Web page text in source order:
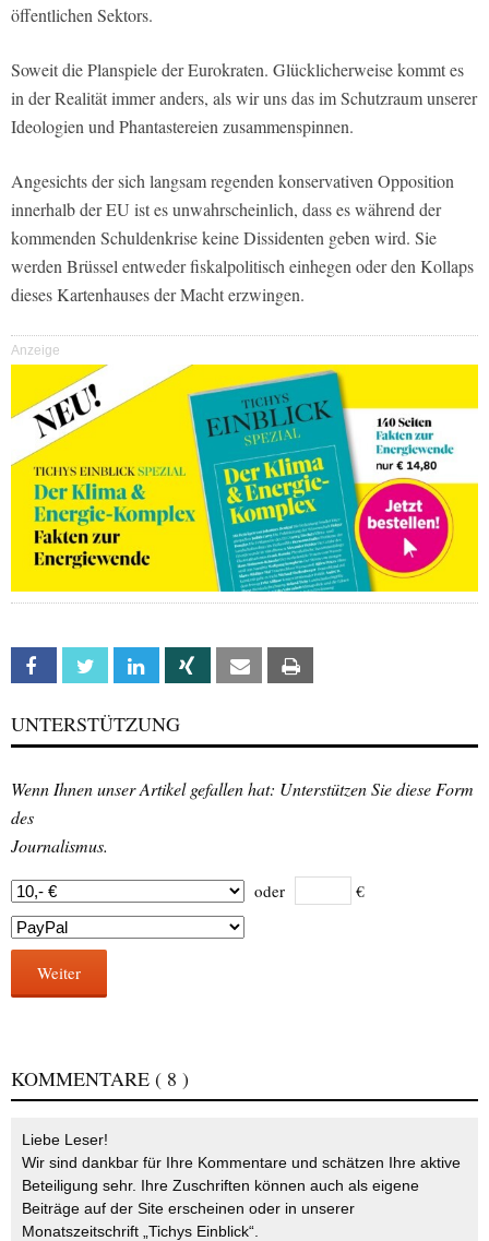
öffentlichen Sektors.
Soweit die Planspiele der Eurokraten. Glücklicherweise kommt es
in der Realität immer anders, als wir uns das im Schutzraum unserer
Ideologien und Phantastereien zusammenspinnen.
Angesichts der sich langsam regenden konservativen Opposition
innerhalb der EU ist es unwahrscheinlich, dass es während der
kommenden Schuldenkrise keine Dissidenten geben wird. Sie
werden Brüssel entweder fiskalpolitisch einhegen oder den Kollaps
dieses Kartenhauses der Macht erzwingen.
Anzeige
Facebook Twitter Linkedin Xing Email
UNTERSTÜTZUNG
Wenn Ihnen unser Artikel gefallen hat: Unterstützen Sie diese Form
des
Journalismus.
oder €
Weiter
KOMMENTARE ( 8 )
Liebe Leser!
Wir sind dankbar für Ihre Kommentare und schätzen Ihre aktive
Beteiligung sehr. Ihre Zuschriften können auch als eigene
Beiträge auf der Site erscheinen oder in unserer
Monatszeitschrift „Tichys Einblick“.